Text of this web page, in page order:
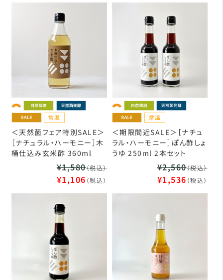
＜天然菌フェア特別SALE＞
［ナチュラル・ハーモニー］木
桶仕込み玄米酢 360ml
¥1,580（税込）
¥1,106 （税込）
＜期限間近SALE＞［ナチュ
ラル・ハーモニー］ぽん酢しょ
うゆ 250ml 2本セット
¥2,560（税込）
¥1,536 （税込）